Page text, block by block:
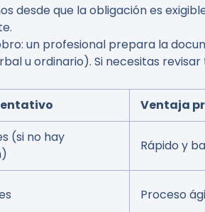
desde que la obligación es
un profesional prepara la
u ordinario). Si necesitas
Ventaja
(si no hay
Rápido y
Proceso